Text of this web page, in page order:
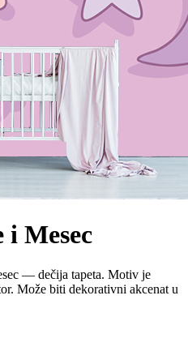
i Mesec
— dečija tapeta. Motiv je
Može biti dekorativni akcenat u